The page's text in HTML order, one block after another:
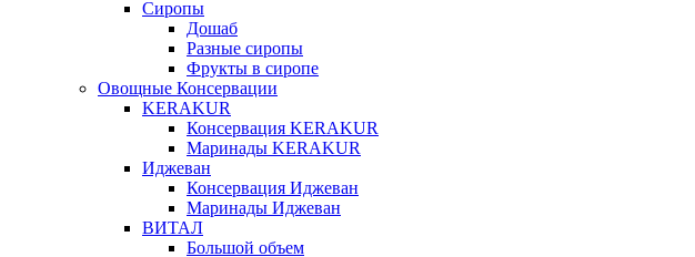
Сиропы
Дошаб
Разные сиропы
Фрукты в сиропе
Овощные Консервации
KERAKUR
Консервация KERAKUR
Маринады KERAKUR
Иджеван
Консервация Иджеван
Маринады Иджеван
ВИТАЛ
Большой объем